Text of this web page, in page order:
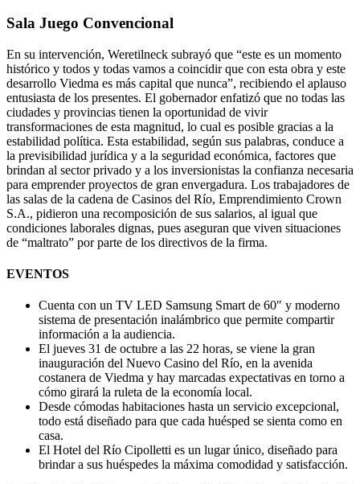
Sala Juego Convencional
En su intervención, Weretilneck subrayó que “este es un momento
histórico y todos y todas vamos a coincidir que con esta obra y este
desarrollo Viedma es más capital que nunca”, recibiendo el aplauso
entusiasta de los presentes. El gobernador enfatizó que no todas las
ciudades y provincias tienen la oportunidad de vivir
transformaciones de esta magnitud, lo cual es posible gracias a la
estabilidad política. Esta estabilidad, según sus palabras, conduce a
la previsibilidad jurídica y a la seguridad económica, factores que
brindan al sector privado y a los inversionistas la confianza necesaria
para emprender proyectos de gran envergadura. Los trabajadores de
las salas de la cadena de Casinos del Río, Emprendimiento Crown
S.A., pidieron una recomposición de sus salarios, al igual que
condiciones laborales dignas, pues aseguran que viven situaciones
de “maltrato” por parte de los directivos de la firma.
EVENTOS
Cuenta con un TV LED Samsung Smart de 60″ y moderno
sistema de presentación inalámbrico que permite compartir
información a la audiencia.
El jueves 31 de octubre a las 22 horas, se viene la gran
inauguración del Nuevo Casino del Río, en la avenida
costanera de Viedma y hay marcadas expectativas en torno a
cómo girará la ruleta de la economía local.
Desde cómodas habitaciones hasta un servicio excepcional,
todo está diseñado para que cada huésped se sienta como en
casa.
El Hotel del Río Cipolletti es un lugar único, diseñado para
brindar a sus huéspedes la máxima comodidad y satisfacción.